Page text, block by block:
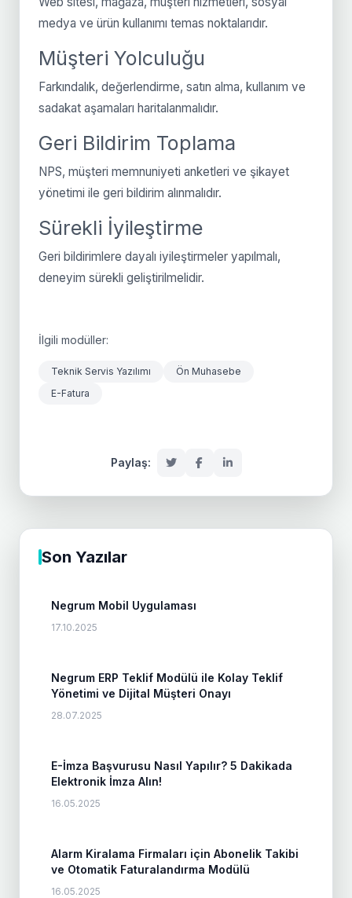
medya ve ürün kullanımı temas noktalarıdır.
Müşteri Yolculuğu
Farkındalık, değerlendirme, satın alma, kullanım ve
sadakat aşamaları haritalanmalıdır.
Geri Bildirim Toplama
NPS, müşteri memnuniyeti anketleri ve şikayet
yönetimi ile geri bildirim alınmalıdır.
Sürekli İyileştirme
Geri bildirimlere dayalı iyileştirmeler yapılmalı,
deneyim sürekli geliştirilmelidir.
İlgili modüller:
Teknik Servis Yazılımı
Ön Muhasebe
E-Fatura
Paylaş:
Son Yazılar
Negrum Mobil Uygulaması
17.10.2025
Negrum ERP Teklif Modülü ile Kolay Teklif
Yönetimi ve Dijital Müşteri Onayı
28.07.2025
E-İmza Başvurusu Nasıl Yapılır? 5 Dakikada
Elektronik İmza Alın!
16.05.2025
Alarm Kiralama Firmaları için Abonelik Takibi
ve Otomatik Faturalandırma Modülü
16.05.2025